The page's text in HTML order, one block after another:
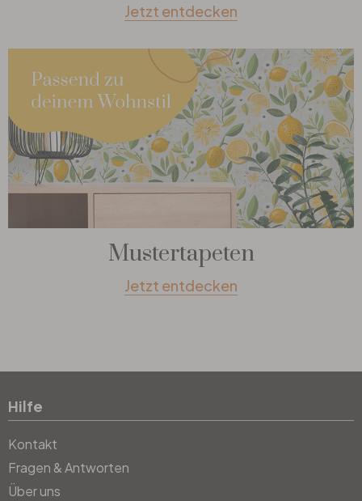
Jetzt entdecken
Mustertapeten
Jetzt entdecken
Hilfe
Kontakt
Fragen & Antworten
Über uns